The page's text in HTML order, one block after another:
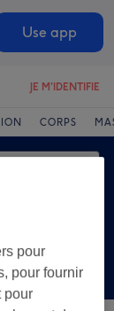
Use app
JE M'IDENTIFIE
CORPS
pour
pour fournir
pour